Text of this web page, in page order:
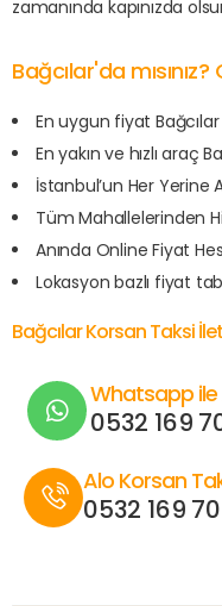
zamanında kapınızda
Bağcılar'da
En uygun fiyat Bağcılar
En yakın ve hızlı araç
İstanbul’un Her Yerine
Tüm Mahallelerinden
Anında Online Fiyat
Lokasyon bazlı fiyat
Bağcılar Korsan Taksi
Whatsapp
0532 169
Alo Korsan
0532 169